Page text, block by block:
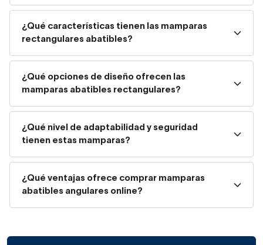
A diferencia de las correderas o plegables, el sistema
abatible elimina los carriles inferiores, lo que se traduce en
mayor higiene, facilidad de limpieza y
mucho más ligera y elegante. Además, muchas de
nuestras mamparas cuentan con vidrio templado de alta
resistencia, tratamiento antical y estructura de acero
inoxidable, como las
encontrar en nuestro catálogo.
puerta abatible: diseño que se
adapta a ti
Cuando el plato de ducha tiene una forma más alargada,
¿Qué características tienen las mamparas
rectangulares abatibles?
¿Qué opciones de diseño ofrecen las
mamparas abatibles rectangulares?
¿Qué nivel de adaptabilidad y seguridad
tienen estas mamparas?
¿Qué ventajas ofrece comprar mamparas
abatibles angulares online?